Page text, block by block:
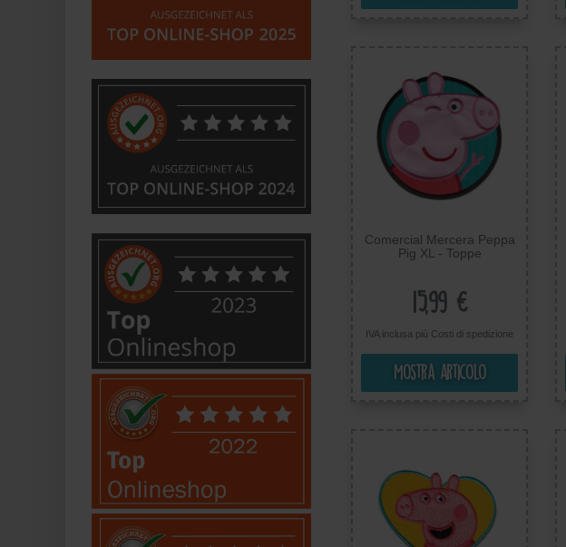
Comercial Mercera Peppa
Pig XL - Toppe
cm
15,99 €
IVA inclusa più Costi di spedizione
Mostra articolo